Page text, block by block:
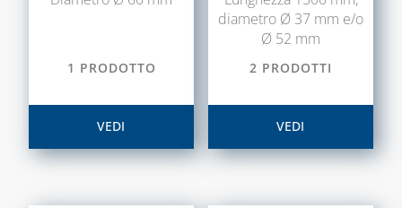
TUBI E
GUARNIZIONI IN
ACCESSORI PER
INTERCETTAZIONE
1 PRODOTTO
VEDI
diametro Ø 37 mm e/o
Ø 52 mm
2 PRODOTTI
VEDI